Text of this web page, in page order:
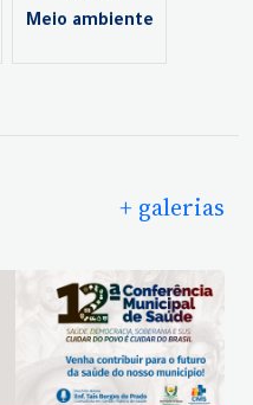
Meio ambiente
+ galerias